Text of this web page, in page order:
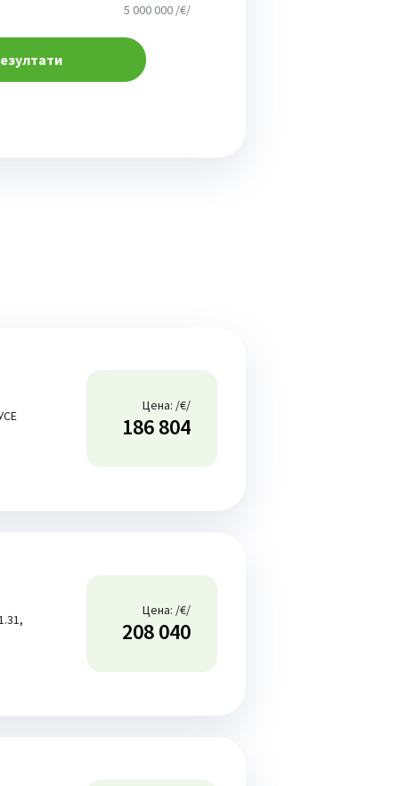
5 000 000 /€/
Цена: /€/
186 804
Цена: /€/
208 040